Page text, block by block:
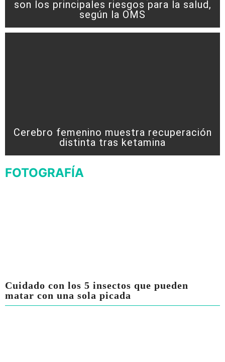
son los principales riesgos para la salud,
según la OMS
Cerebro femenino muestra recuperación
distinta tras ketamina
FOTOGRAFÍA
Cuidado con los 5 insectos que pueden
matar con una sola picada